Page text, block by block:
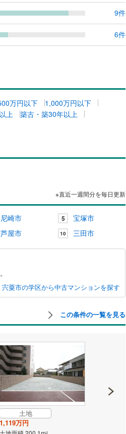
9件
6件
万円以下
1,000万円以下
上
築古・築30年以上
※直近一週間分を毎日更新
尼崎市 5 宝塚市
芦屋市 10 三田市
宍粟市の学区から中古マンションを探す
この条件の一覧を見る
土地
1,119万円
2